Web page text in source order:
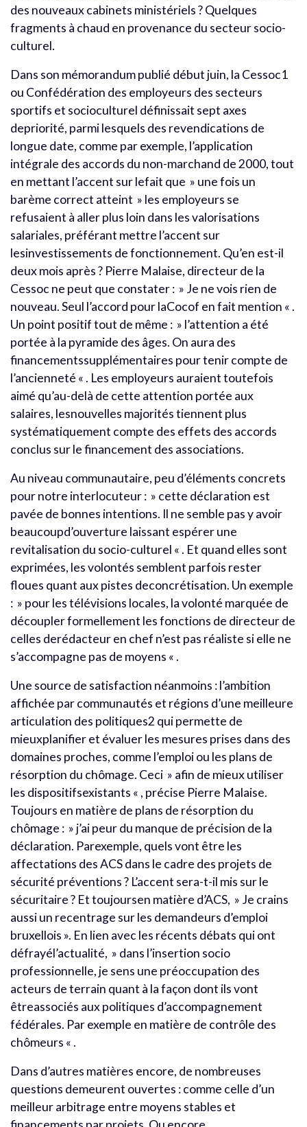
des nouveaux cabinets ministériels ? Quelques
fragments à chaud en provenance du secteur socio-
culturel.
Dans son mémorandum publié début juin, la Cessoc1
ou Confédération des employeurs des secteurs
sportifs et socioculturel définissait sept axes
depriorité, parmi lesquels des revendications de
longue date, comme par exemple, l’application
intégrale des accords du non-marchand de 2000, tout
en mettant l’accent sur lefait que » une fois un
barème correct atteint » les employeurs se
refusaient à aller plus loin dans les valorisations
salariales, préférant mettre l’accent sur
lesinvestissements de fonctionnement. Qu’en est-il
deux mois après ? Pierre Malaise, directeur de la
Cessoc ne peut que constater : » Je ne vois rien de
nouveau. Seul l’accord pour laCocof en fait mention « .
Un point positif tout de même : » l’attention a été
portée à la pyramide des âges. On aura des
financementssupplémentaires pour tenir compte de
l’ancienneté « . Les employeurs auraient toutefois
aimé qu’au-delà de cette attention portée aux
salaires, lesnouvelles majorités tiennent plus
systématiquement compte des effets des accords
conclus sur le financement des associations.
Au niveau communautaire, peu d’éléments concrets
pour notre interlocuteur : » cette déclaration est
pavée de bonnes intentions. Il ne semble pas y avoir
beaucoupd’ouverture laissant espérer une
revitalisation du socio-culturel « . Et quand elles sont
exprimées, les volontés semblent parfois rester
floues quant aux pistes deconcrétisation. Un exemple
: » pour les télévisions locales, la volonté marquée de
découpler formellement les fonctions de directeur de
celles derédacteur en chef n’est pas réaliste si elle ne
s’accompagne pas de moyens « .
Une source de satisfaction néanmoins : l’ambition
affichée par communautés et régions d’une meilleure
articulation des politiques2 qui permette de
mieuxplanifier et évaluer les mesures prises dans des
domaines proches, comme l’emploi ou les plans de
résorption du chômage. Ceci » afin de mieux utiliser
les dispositifsexistants « , précise Pierre Malaise.
Toujours en matière de plans de résorption du
chômage : » j’ai peur du manque de précision de la
déclaration. Parexemple, quels vont être les
affectations des ACS dans le cadre des projets de
sécurité préventions ? L’accent sera-t-il mis sur le
sécuritaire ? Et toujoursen matière d’ACS, » Je crains
aussi un recentrage sur les demandeurs d’emploi
bruxellois ». En lien avec les récents débats qui ont
défrayél’actualité, » dans l’insertion socio
professionnelle, je sens une préoccupation des
acteurs de terrain quant à la façon dont ils vont
êtreassociés aux politiques d’accompagnement
fédérales. Par exemple en matière de contrôle des
chômeurs « .
Dans d’autres matières encore, de nombreuses
questions demeurent ouvertes : comme celle d’un
meilleur arbitrage entre moyens stables et